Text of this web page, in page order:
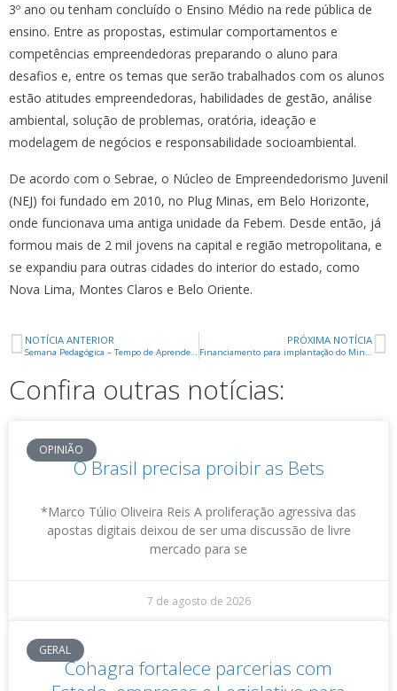
3º ano ou tenham concluído o Ensino Médio na rede pública de
ensino. Entre as propostas, estimular comportamentos e
competências empreendedoras preparando o aluno para
desafios e, entre os temas que serão trabalhados com os alunos
estão atitudes empreendedoras, habilidades de gestão, análise
ambiental, solução de problemas, oratória, ideação e
modelagem de negócios e responsabilidade socioambiental.
De acordo com o Sebrae, o Núcleo de Empreendedorismo Juvenil
(NEJ) foi fundado em 2010, no Plug Minas, em Belo Horizonte,
onde funcionava uma antiga unidade da Febem. Desde então, já
formou mais de 2 mil jovens na capital e região metropolitana, e
se expandiu para outras cidades do interior do estado, como
Nova Lima, Montes Claros e Belo Oriente.
NOTÍCIA ANTERIOR
Semana Pedagógica – Tempo de Aprender 2021 começa dia 22
PRÓXIMA NOTÍCIA
Financiamento para implantação do Minidistrito Alfredo Freire é aprovado
Confira outras notícias:
OPINIÃO
O Brasil precisa proibir as Bets
*Marco Túlio Oliveira Reis A proliferação agressiva das
apostas digitais deixou de ser uma discussão de livre
mercado para se
7 de agosto de 2026
GERAL
Cohagra fortalece parcerias com